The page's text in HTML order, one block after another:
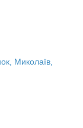
і
про
- це простий
що
є
Миколаїв,